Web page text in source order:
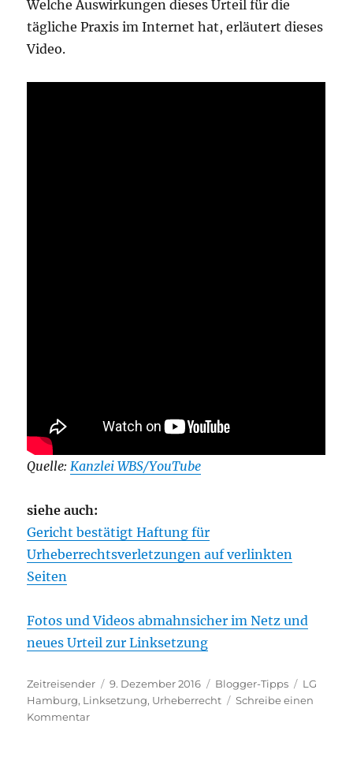
Welche Auswirkungen dieses Urteil für die
tägliche Praxis im Internet hat, erläutert dieses
Video.
Quelle: Kanzlei WBS/YouTube
siehe auch:
Gericht bestätigt Haftung für
Urheberrechtsverletzungen auf verlinkten
Seiten
Fotos und Videos abmahnsicher im Netz und
neues Urteil zur Linksetzung
Autor
Zeitreisender
Veröffentlicht
am
9. Dezember 2016 Kategorien
Blogger-Tipps
LG
Hamburg, Linksetzung, Urheberrecht
Schreibe einen
Kommentarzu